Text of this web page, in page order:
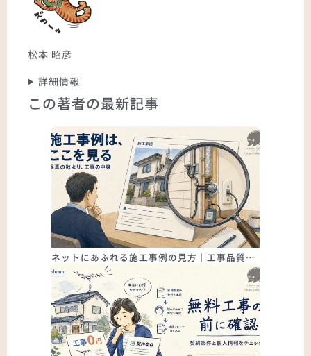
松本 昭彦
詳細情報
この著者の最新記事
ネットにあふれる施工事例の見方｜工事品質…